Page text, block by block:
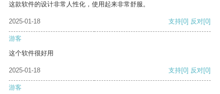
这款软件的设计非常人性化，使用起来非常舒服。
2025-01-18 支持[0] 反对[0]
游客
这个软件很好用
2025-01-18 支持[0] 反对[0]
游客